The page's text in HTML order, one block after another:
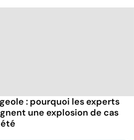
: pourquoi les experts
une explosion de cas